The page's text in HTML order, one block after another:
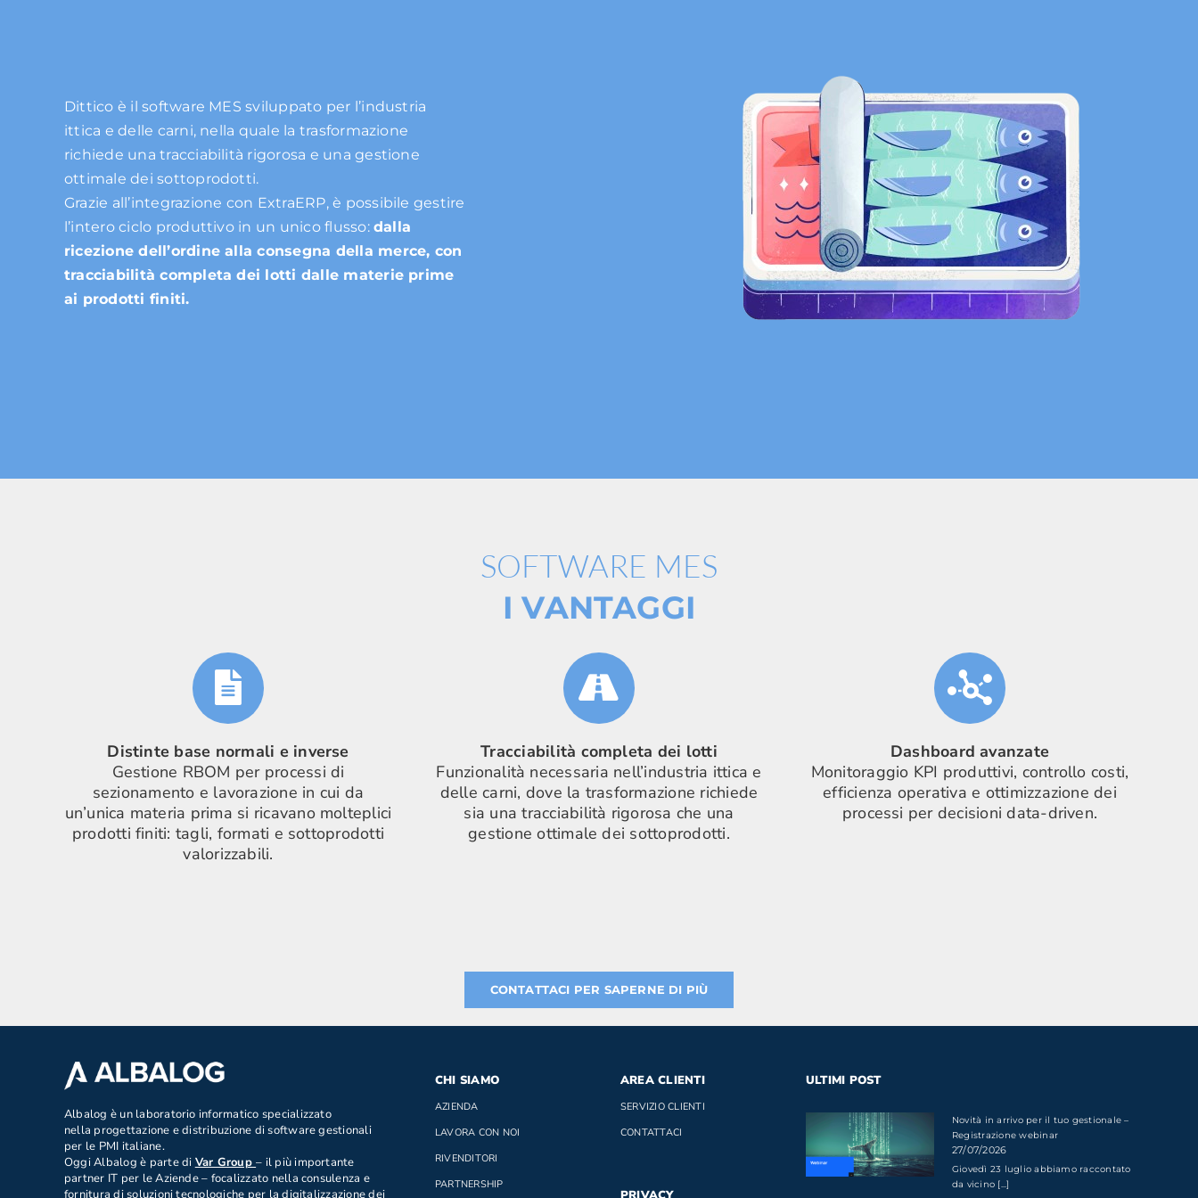
Dittico è il software MES sviluppato per l’industria
ittica e delle carni, nella quale la trasformazione
richiede una tracciabilità rigorosa e una gestione
ottimale dei sottoprodotti.
Grazie all’integrazione con ExtraERP, è possibile gestire
l’intero ciclo produttivo in un unico flusso: dalla
ricezione dell’ordine alla consegna della merce, con
tracciabilità completa dei lotti dalle materie prime
ai prodotti finiti.
SOFTWARE MES
I VANTAGGI
Distinte base normali e inverse
Gestione RBOM per processi di
sezionamento e lavorazione in cui da
un’unica materia prima si ricavano molteplici
prodotti finiti: tagli, formati e sottoprodotti
valorizzabili.
Tracciabilità completa dei lotti
Funzionalità necessaria nell’industria ittica e
delle carni, dove la trasformazione richiede
sia una tracciabilità rigorosa che una
gestione ottimale dei sottoprodotti.
Dashboard avanzate
Monitoraggio KPI produttivi, controllo costi,
efficienza operativa e ottimizzazione dei
processi per decisioni data-driven.
CONTATTACI PER SAPERNE DI PIÙ
Albalog è un laboratorio informatico specializzato
nella progettazione e distribuzione di software gestionali
per le PMI italiane.
Oggi Albalog è parte di Var Group– il più importante
partner IT per le Aziende – focalizzato nella consulenza e
fornitura di soluzioni tecnologiche per la digitalizzazione dei
CHI SIAMO
AZIENDA
LAVORA CON NOI
RIVENDITORI
PARTNERSHIP
AREA CLIENTI
SERVIZIO CLIENTI
CONTATTACI
ULTIMI POST
Novità in arrivo per il tuo gestionale –
Registrazione webinar
27/07/2026
Giovedì 23 luglio abbiamo raccontato
da vicino [...]